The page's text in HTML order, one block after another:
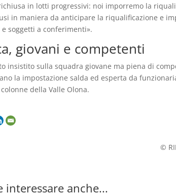
in lotti progressivi: noi imporremo la
in maniera da anticipare la riqualificazione e
soggetti a conferimenti».
giovani e competenti
insistito sulla squadra giovane ma piena di
la impostazione salda ed esperta da
della Valle Olona.
©
interessare anche...